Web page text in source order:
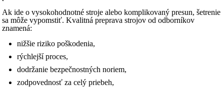
Ak ide o vysokohodnotné stroje alebo komplikovaný presun, šetrenie
sa môže vypomstiť. Kvalitná preprava strojov od odborníkov
znamená:
nižšie riziko poškodenia,
rýchlejší proces,
dodržanie bezpečnostných noriem,
zodpovednosť za celý priebeh,